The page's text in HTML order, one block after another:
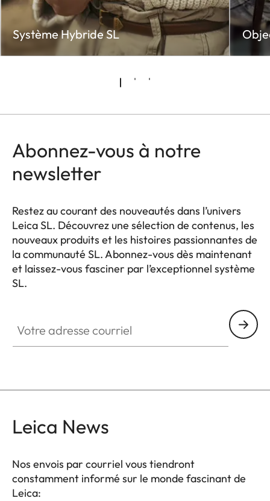
Système Hybride SL
Abonnez-vous à notre
newsletter
Restez au courant des nouveautés dans l’univers
Leica SL. Découvrez une sélection de contenus, les
nouveaux produits et les histoires passionnantes de
la communauté SL. Abonnez-vous dès maintenant
et laissez-vous fasciner par l’exceptionnel système
SL.
Leica News
Nos envois par courriel vous tiendront
constamment informé sur le monde fascinant de
Leica: